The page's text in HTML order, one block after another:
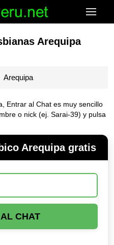
Arequipa
Arequipa
Entrar al Chat es muy sencillo
o nick (ej. Sarai-39) y pulsa
Arequipa gratis
CHAT